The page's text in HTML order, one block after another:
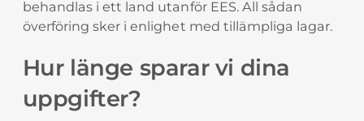
behandlas i ett land utanför EES. All sådan
överföring sker i enlighet med tillämpliga lagar.
Hur länge sparar vi dina
uppgifter?